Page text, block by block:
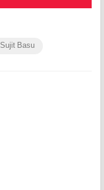
Sujit Basu